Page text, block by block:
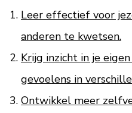
Leer effectief voor
anderen te kwetsen.
Krijg inzicht in je
gevoelens in
Ontwikkel meer